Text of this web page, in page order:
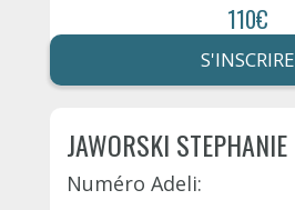
110€
S'INSCRIRE
JAWORSKI STEPHANIE
Numéro Adeli: